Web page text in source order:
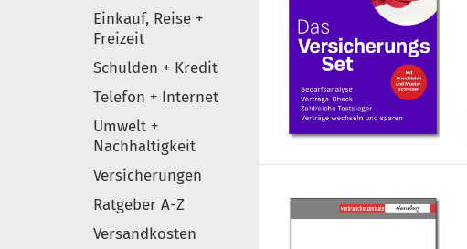
Einkauf, Reise +
Freizeit
Schulden + Kredit
Telefon + Internet
Umwelt +
Nachhaltigkeit
Versicherungen
Ratgeber A-Z
Versandkosten